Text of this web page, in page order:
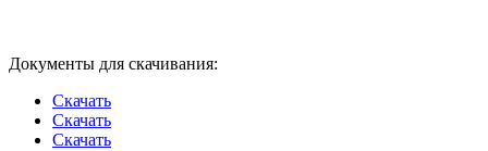
Документы для скачивания:
Скачать
Скачать
Скачать